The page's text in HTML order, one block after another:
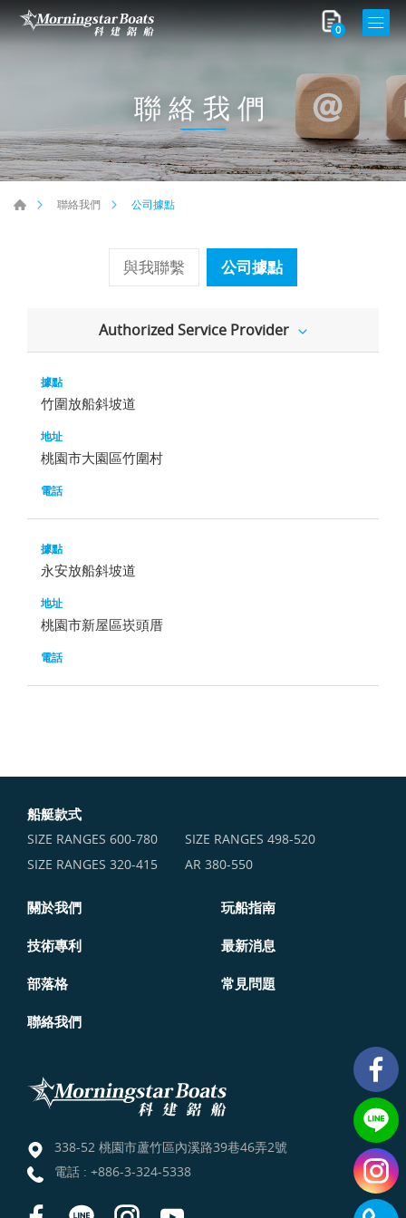
0
聯絡我們
聯絡我們 公司據點
與我聯繫 公司據點
Authorized Service Provider
竹圍放船斜坡道
桃園市大園區竹圍村
永安放船斜坡道
桃園市新屋區崁頭厝
船艇款式
SIZE RANGES ​600-780
SIZE RANGES ​498-520
SIZE RANGES ​320-415
AR 380-550
關於我們 玩船指南
技術專利 最新消息
部落格 常見問題
聯絡我們
338-52 桃園市蘆竹區內溪路39巷46弄2號
電話 : +886-3-324-5338